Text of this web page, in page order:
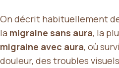
On décrit habituellement
la migraine sans aura, la
migraine avec aura, où
douleur, des troubles